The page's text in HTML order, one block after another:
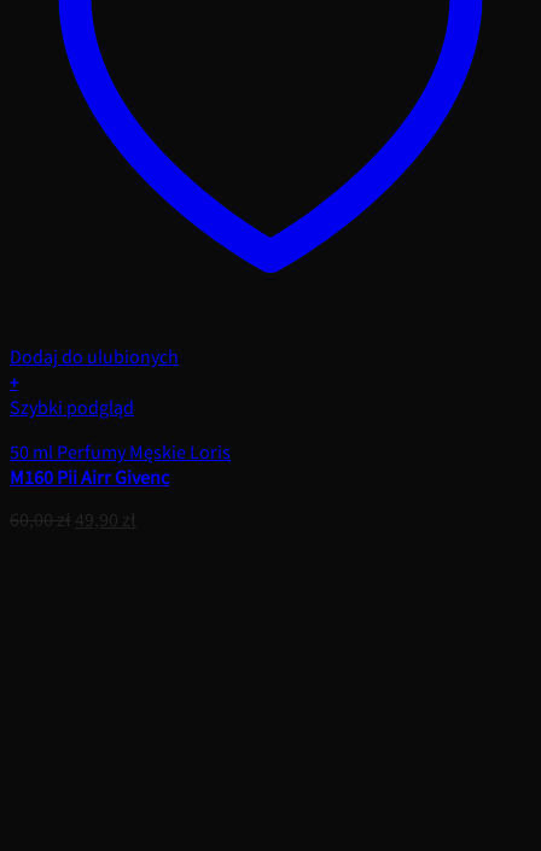
Dodaj do ulubionych
+
Szybki podgląd
50 ml Perfumy Męskie Loris
M160 Pii Airr Givenc
60,00zł Pierwotna
49,90zł